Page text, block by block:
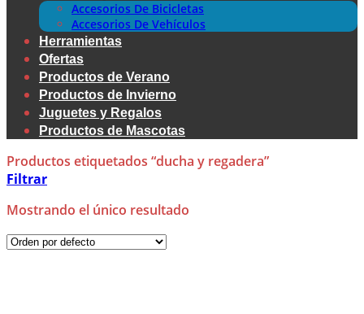
Accesorios De Bicicletas
Accesorios De Vehículos
Herramientas
Ofertas
Productos de Verano
Productos de Invierno
Juguetes y Regalos
Productos de Mascotas
Productos etiquetados “ducha y regadera”
Filtrar
Mostrando el único resultado